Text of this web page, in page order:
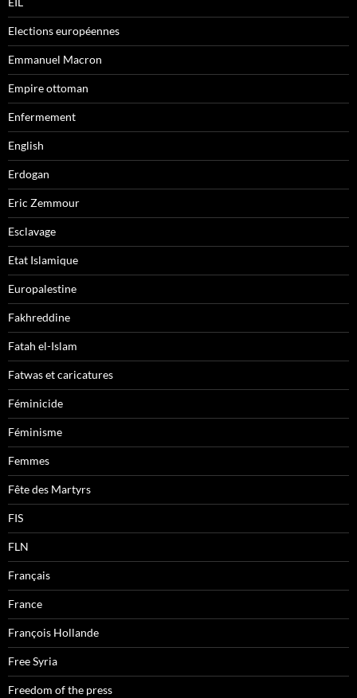
Elections européennes
Emmanuel Macron
Empire ottoman
Enfermement
English
Erdogan
Eric Zemmour
Esclavage
Etat Islamique
Europalestine
Fakhreddine
Fatah el-Islam
Fatwas et caricatures
Féminicide
Féminisme
Femmes
Fête des Martyrs
FIS
FLN
Français
France
François Hollande
Free Syria
Freedom of the press